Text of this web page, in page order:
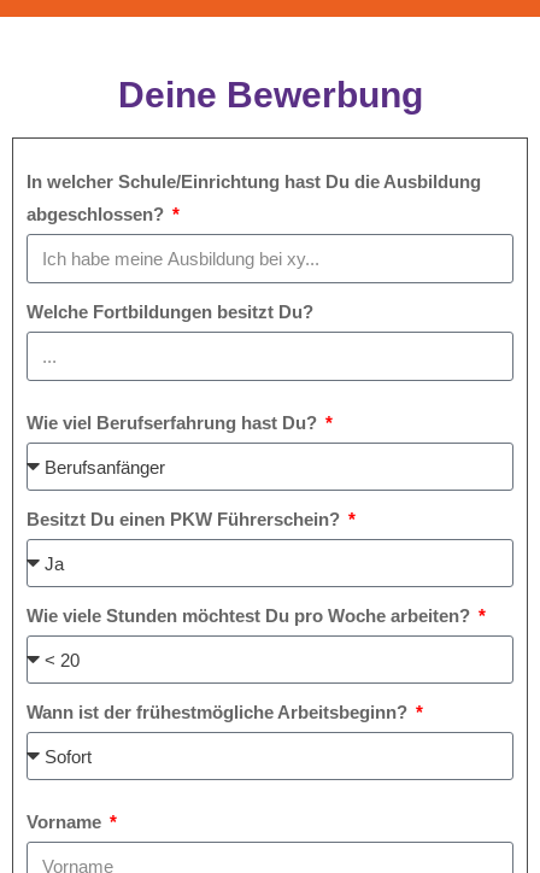
Deine Bewerbung
In welcher Schule/Einrichtung hast Du die Ausbildung
abgeschlossen?
Welche Fortbildungen besitzt Du?
Wie viel Berufserfahrung hast Du?
Besitzt Du einen PKW Führerschein?
Wie viele Stunden möchtest Du pro Woche arbeiten?
Wann ist der frühestmögliche Arbeitsbeginn?
Vorname